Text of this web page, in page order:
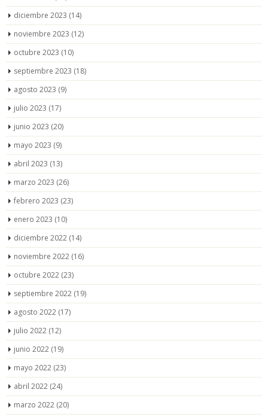
diciembre 2023 (14)
noviembre 2023 (12)
octubre 2023 (10)
septiembre 2023 (18)
agosto 2023 (9)
julio 2023 (17)
junio 2023 (20)
mayo 2023 (9)
abril 2023 (13)
marzo 2023 (26)
febrero 2023 (23)
enero 2023 (10)
diciembre 2022 (14)
noviembre 2022 (16)
octubre 2022 (23)
septiembre 2022 (19)
agosto 2022 (17)
julio 2022 (12)
junio 2022 (19)
mayo 2022 (23)
abril 2022 (24)
marzo 2022 (20)